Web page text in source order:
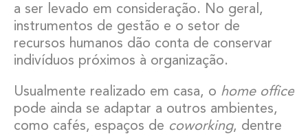
a ser levado em consideração. No geral,
instrumentos de gestão e o setor de
recursos humanos dão conta de conservar
indivíduos próximos à organização.
Usualmente realizado em casa, o home office
pode ainda se adaptar a outros ambientes,
como cafés, espaços de coworking, dentre